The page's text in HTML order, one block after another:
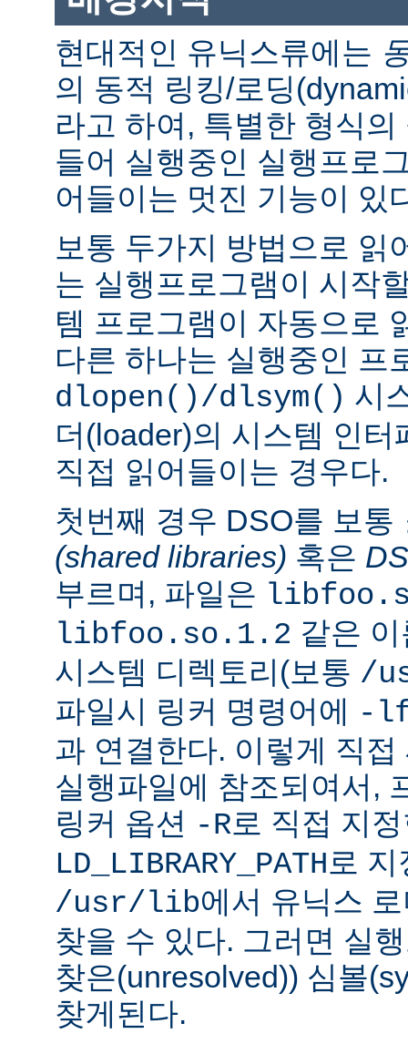
현대적인 유닉스류에는
의 동적 링킹/로딩
라고 하여, 특별한 형식
들어 실행중인 실행프로
어들이는 멋진 기능이 있
보통 두가지 방법으로 읽
는 실행프로그램이 시작
템 프로그램이 자동으로
다른 하나는 실행중인 프
dlopen()/dlsym() 시
더(loader)의 시스템 인
직접 읽어들이는 경우다.
첫번째 경우 DSO를 보통
(shared libraries) 혹은
부르며, 파일은
libfoo.so.1.2 같은
시스템 디렉토리(보통 /
파일시 링커 명령어에
-
과 연결한다. 이렇게 직
실행파일에 참조되여서,
링커 옵션 -R로 직접 지
LD_LIBRARY_PATH 로
/usr/lib에서 유닉스
찾을 수 있다. 그러면 실
찾은(unresolved)) 심볼
찾게된다.